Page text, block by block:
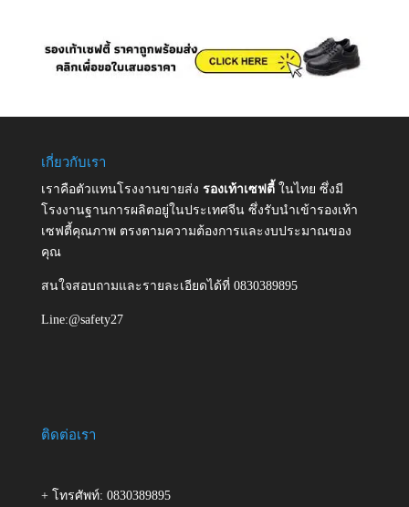
เกี่ยวกับเรา
เราคือตัวแทนโรงงานขายส่ง รองเท้าเซฟตี้ ในไทย ซึ่งมี
โรงงานฐานการผลิตอยู่ในประเทศจีน ซึ่งรับนำเข้ารองเท้า
เซฟตี้คุณภาพ ตรงตามความต้องการและงบประมาณของ
คุณ
สนใจสอบถามและรายละเอียดได้ที่ 0830389895
Line:@safety27
ติดต่อเรา
+ โทรศัพท์: 0830389895